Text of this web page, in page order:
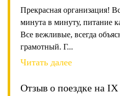
Прекрасная организация!
минута в минуту, питание
Все вежливые, всегда
грамотный. Г...
Читать далее
Отзыв о поездке на